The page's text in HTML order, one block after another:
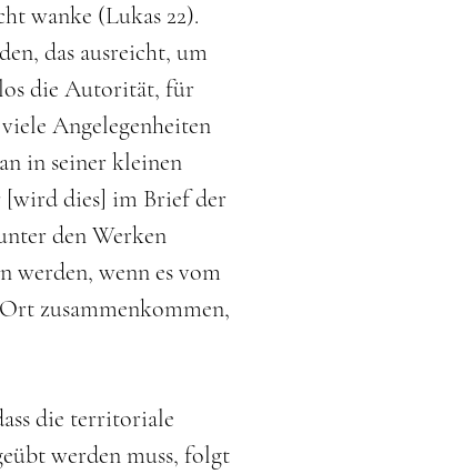
wanke (Lukas 22).
das ausreicht, um
die Autorität, für
Angelegenheiten
in seiner kleinen
[wird dies] im Brief der
den Werken
werden, wenn es vom
zusammenkommen,
die territoriale
werden muss, folgt